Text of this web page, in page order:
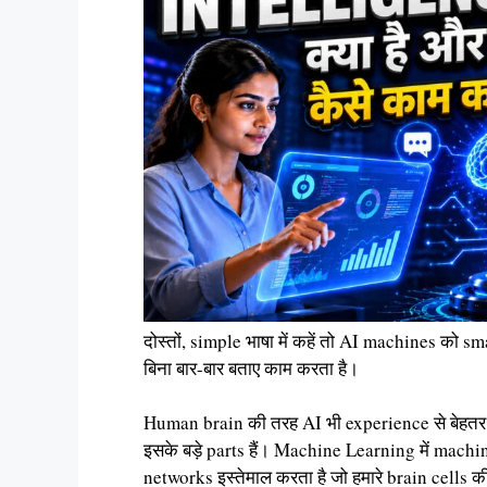
दोस्तों, simple भाषा में कहें तो AI machines को
बिना बार-बार बताए काम करता है।
Human brain की तरह AI भी experience से
इसके बड़े parts हैं। Machine Learning में
networks इस्तेमाल करता है जो हमारे brain cells